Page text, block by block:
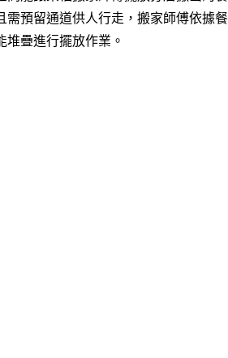
需預留通道供人行走，搬家師傅依據餐
堆疊進行擺放作業。